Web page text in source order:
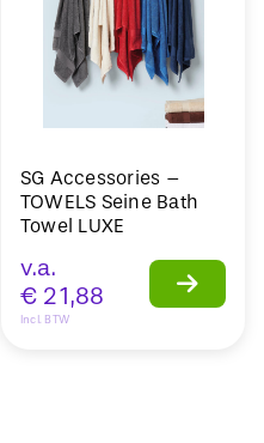
SG Accessories –
TOWELS Seine Bath
Towel LUXE
v.a.
€ 21,88
Incl. BTW